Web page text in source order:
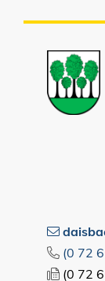
(0 72
(0 72